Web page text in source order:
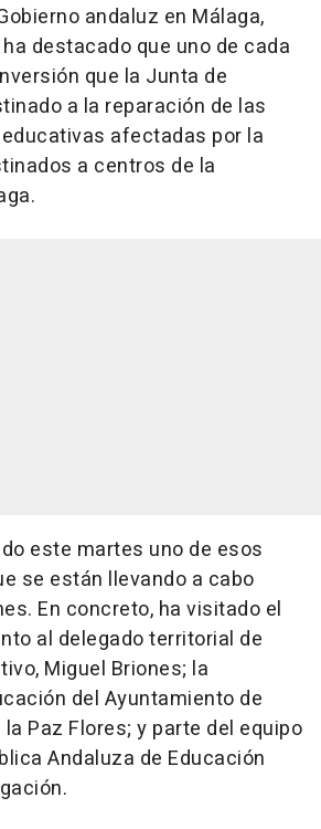
andaluz en Málaga,
destacado que uno de cada
que la Junta de
a la reparación de las
afectadas por la
a centros de la
este martes uno de esos
se están llevando a cabo
En concreto, ha visitado el
al delegado territorial de
Miguel Briones; la
del Ayuntamiento de
Paz Flores; y parte del equipo
Andaluza de Educación